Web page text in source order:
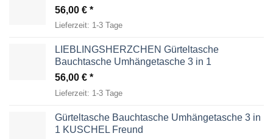
56,00 €
Lieferzeit: 1-3 Tage
LIEBLINGSHERZCHEN Gürteltasche
Bauchtasche Umhängetasche 3 in 1
56,00 €
Lieferzeit: 1-3 Tage
Gürteltasche Bauchtasche Umhängetasche 3 in
1 KUSCHEL Freund